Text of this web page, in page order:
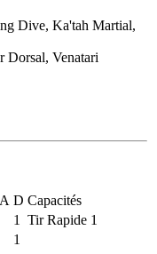
Dive, Ka'tah Martial,
Dorsal, Venatari
D Capacités
1
Tir Rapide 1
1